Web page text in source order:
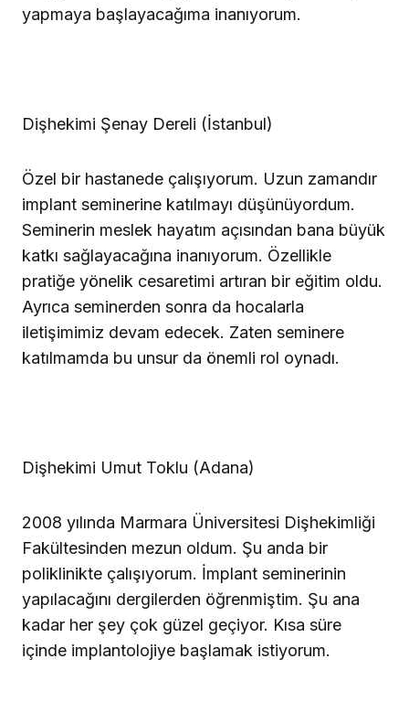
yapmaya başlayacağıma inanıyorum.
Dişhekimi Şenay Dereli (İstanbul)
Özel bir hastanede çalışıyorum. Uzun zamandır
implant seminerine katılmayı düşünüyordum.
Seminerin meslek hayatım açısından bana büyük
katkı sağlayacağına inanıyorum. Özellikle
pratiğe yönelik cesaretimi artıran bir eğitim oldu.
Ayrıca seminerden sonra da hocalarla
iletişimimiz devam edecek. Zaten seminere
katılmamda bu unsur da önemli rol oynadı.
Dişhekimi Umut Toklu (Adana)
2008 yılında Marmara Üniversitesi Dişhekimliği
Fakültesinden mezun oldum. Şu anda bir
poliklinikte çalışıyorum. İmplant seminerinin
yapılacağını dergilerden öğrenmiştim. Şu ana
kadar her şey çok güzel geçiyor. Kısa süre
içinde implantolojiye başlamak istiyorum.